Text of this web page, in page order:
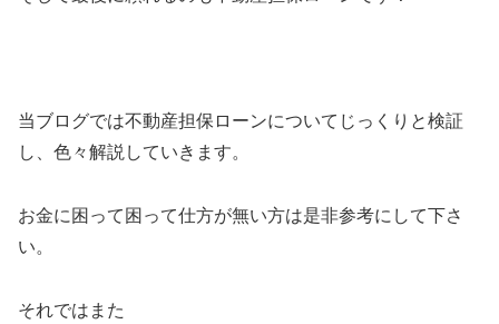
当ブログでは不動産担保ローンについてじっくりと検証
し、色々解説していきます。
お金に困って困って仕方が無い方は是非参考にして下さ
い。
それではまた